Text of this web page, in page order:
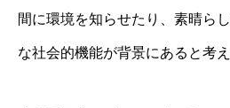
間に環境を知らせたり、素晴ら
な社会的機能が背景にあると考え